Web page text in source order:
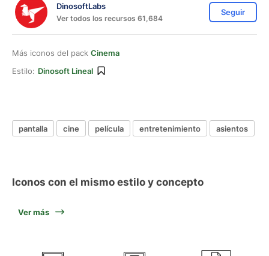
DinosoftLabs
Ver todos los recursos 61,684
Seguir
Más iconos del pack Cinema
Estilo: Dinosoft Lineal
pantalla cine película entretenimiento asientos
Iconos con el mismo estilo y concepto
Ver más